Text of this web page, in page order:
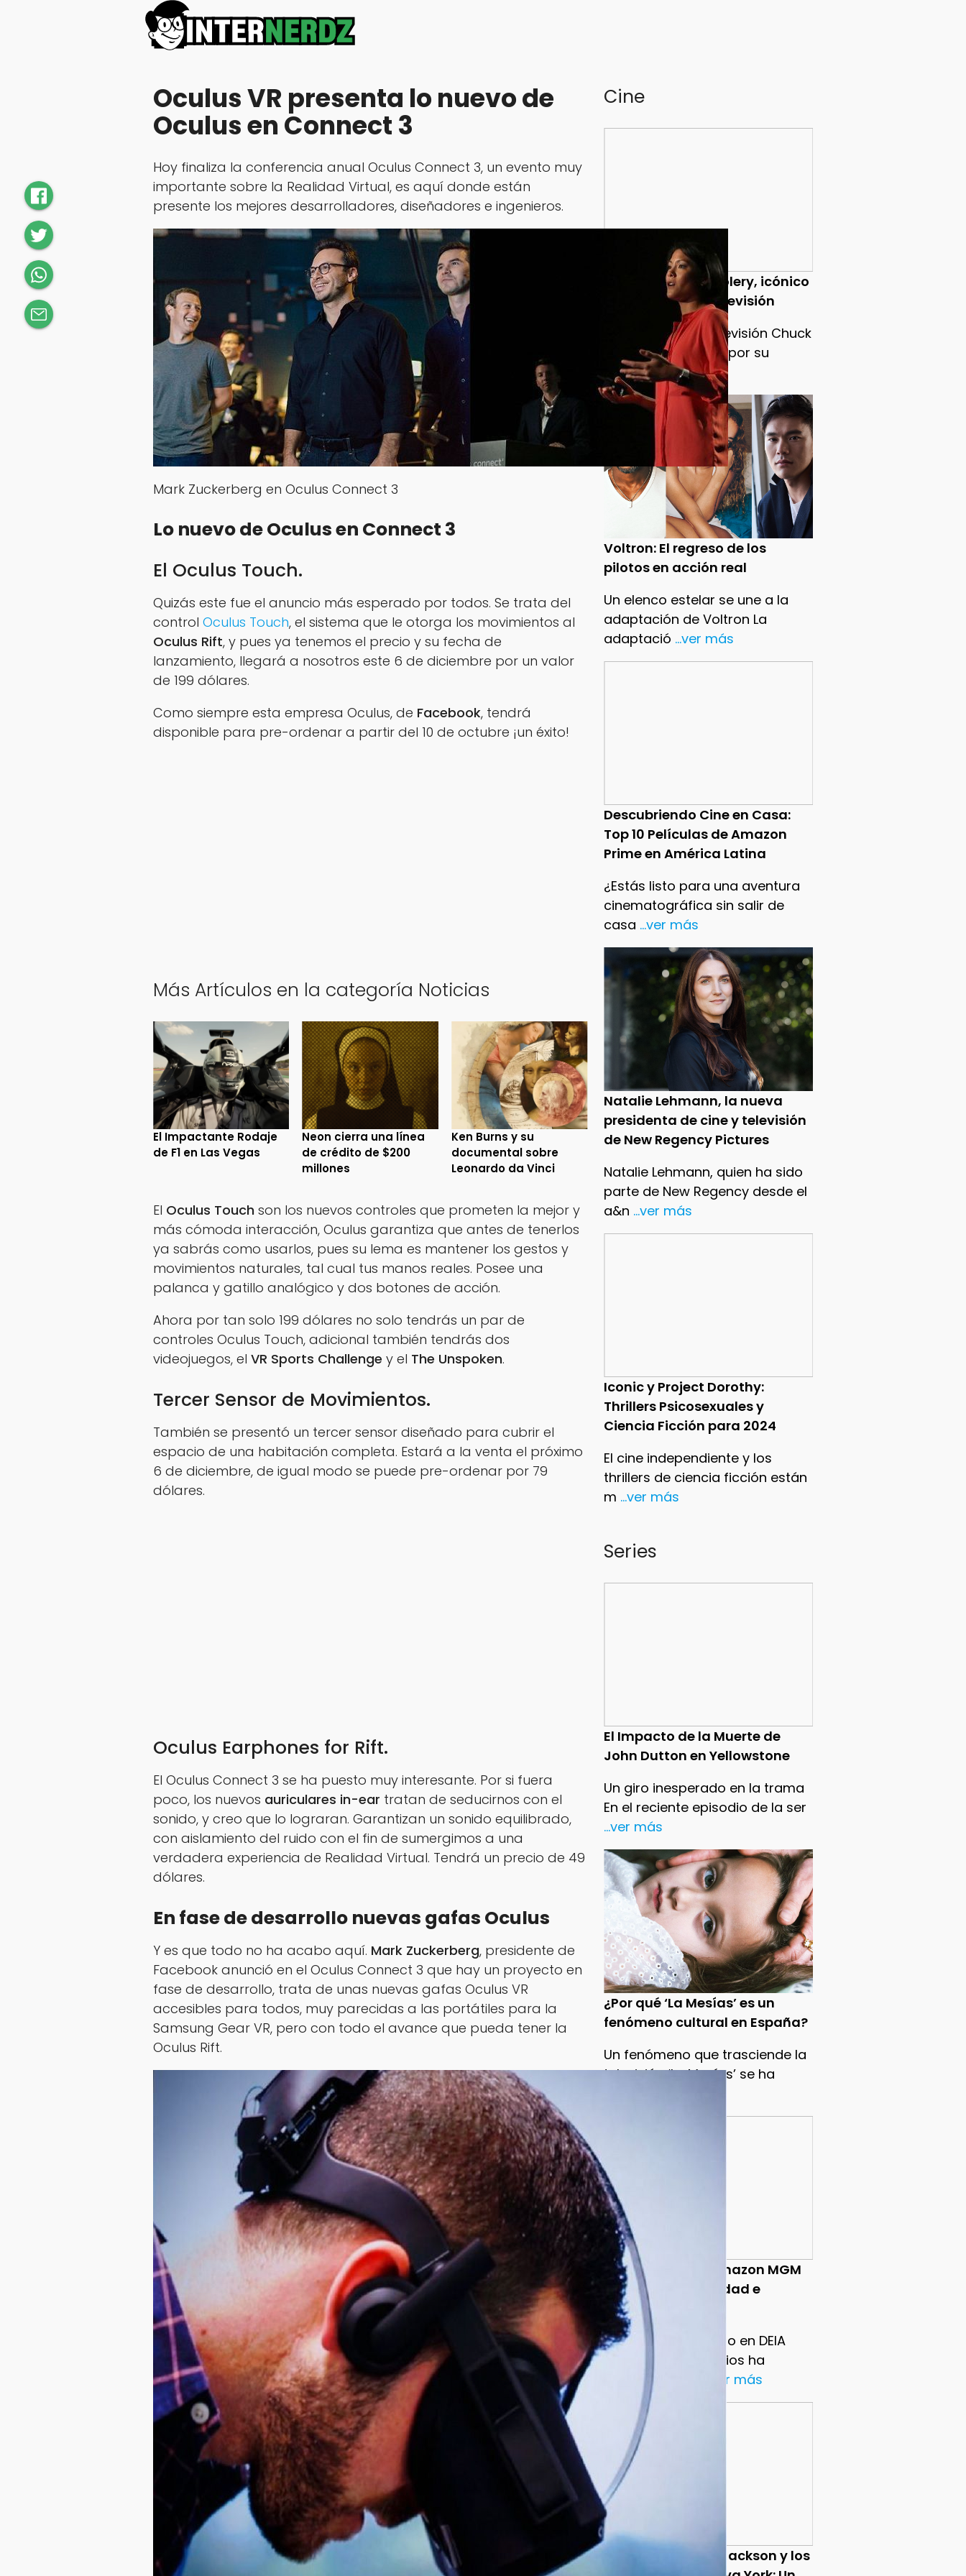
Cine
Fallece Chuck Woolery, icónico
presentador de televisión
Un legado en la televisión Chuck
Woolery, conocido por su
carism...ver más
Voltron: El regreso de los
pilotos en acción real
Un elenco estelar se une a la
adaptación de Voltron La
adaptació ...ver más
Descubriendo Cine en Casa:
Top 10 Películas de Amazon
Prime en América Latina
¿Estás listo para una aventura
cinematográfica sin salir de
casa ...ver más
Natalie Lehmann, la nueva
presidenta de cine y televisión
de New Regency Pictures
Natalie Lehmann, quien ha sido
parte de New Regency desde el
a&n ...ver más
Iconic y Project Dorothy:
Thrillers Psicosexuales y
Ciencia Ficción para 2024
El cine independiente y los
thrillers de ciencia ficción están
m ...ver más
Series
El Impacto de la Muerte de
John Dutton en Yellowstone
Un giro inesperado en la trama
En el reciente episodio de la ser
...ver más
¿Por qué ‘La Mesías’ es un
fenómeno cultural en España?
Un fenómeno que trasciende la
televisión ‘La Mesías’ se ha
¿Cómo Avanza Amazon MGM
Studios en Diversidad e
Inclusión?
Informe de Progreso en DEIA
Amazon MGM Studios ha
compartido un
...ver más
Estreno de ‘Percy Jackson y los
Oculus VR presenta lo nuevo de
Oculus en Connect 3
Hoy finaliza la conferencia anual Oculus Connect 3, un evento muy
importante sobre la Realidad Virtual, es aquí donde están
presente los mejores desarrolladores, diseñadores e ingenieros.
Mark Zuckerberg en Oculus Connect 3
Lo nuevo de Oculus en Connect 3
El Oculus Touch.
Quizás este fue el anuncio más esperado por todos. Se trata del
control Oculus Touch, el sistema que le otorga los movimientos al
Oculus Rift, y pues ya tenemos el precio y su fecha de
lanzamiento, llegará a nosotros este 6 de diciembre por un valor
de 199 dólares.
Como siempre esta empresa Oculus, de Facebook, tendrá
disponible para pre-ordenar a partir del 10 de octubre ¡un éxito!
Más Artículos en la categoría Noticias
El Impactante Rodaje
de F1 en Las Vegas
Neon cierra una línea
de crédito de $200
millones
Ken Burns y su
documental sobre
Leonardo da Vinci
El Oculus Touch son los nuevos controles que prometen la mejor y
más cómoda interacción, Oculus garantiza que antes de tenerlos
ya sabrás como usarlos, pues su lema es mantener los gestos y
movimientos naturales, tal cual tus manos reales. Posee una
palanca y gatillo analógico y dos botones de acción.
Ahora por tan solo 199 dólares no solo tendrás un par de
controles Oculus Touch, adicional también tendrás dos
videojuegos, el VR Sports Challenge y el The Unspoken.
Tercer Sensor de Movimientos.
También se presentó un tercer sensor diseñado para cubrir el
espacio de una habitación completa. Estará a la venta el próximo
6 de diciembre, de igual modo se puede pre-ordenar por 79
dólares.
Oculus Earphones for Rift.
El Oculus Connect 3 se ha puesto muy interesante. Por si fuera
poco, los nuevos auriculares in-ear tratan de seducirnos con el
sonido, y creo que lo lograran. Garantizan un sonido equilibrado,
con aislamiento del ruido con el fin de sumergimos a una
verdadera experiencia de Realidad Virtual. Tendrá un precio de 49
dólares.
En fase de desarrollo nuevas gafas Oculus
Y es que todo no ha acabo aquí. Mark Zuckerberg, presidente de
Facebook anunció en el Oculus Connect 3 que hay un proyecto en
fase de desarrollo, trata de unas nuevas gafas Oculus VR
accesibles para todos, muy parecidas a las portátiles para la
Samsung Gear VR, pero con todo el avance que pueda tener la
Oculus Rift.